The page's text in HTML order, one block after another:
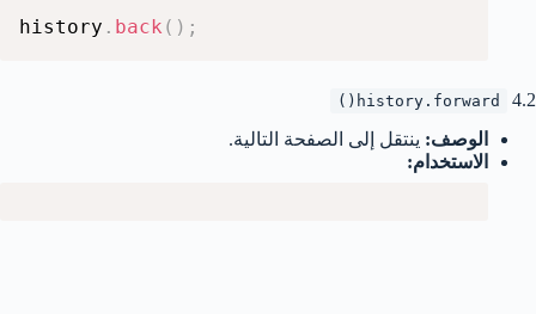
history . back ( ) ;
4.2
history.forward()
الوصف: ينتقل إلى الصفحة التالية.
الاستخدام: